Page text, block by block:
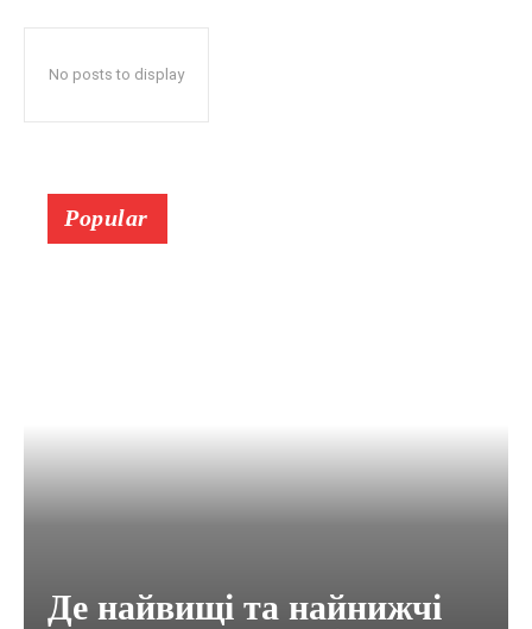
No posts to display
Popular
Де найвищі та найнижчі